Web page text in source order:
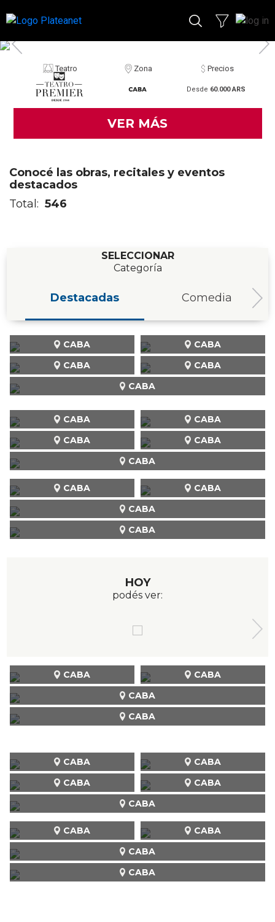
Teatro Zona Precios
Desde 60.000 ARS
VER MÁS
Conocé las obras, recitales y eventos
destacados
Total: 546
SELECCIONAR
Categoría
Destacadas Comedia
CABA
CABA
CABA
CABA
CABA
CABA CABA
CABA
CABA CABA
CABA
CABA CABA
CABA
HOY
podés ver:
CABA
CABA CABA
CABA
CABA CABA
CABA
CABA CABA
CABA
CABA CABA
CABA